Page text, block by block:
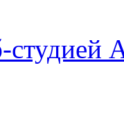
студией